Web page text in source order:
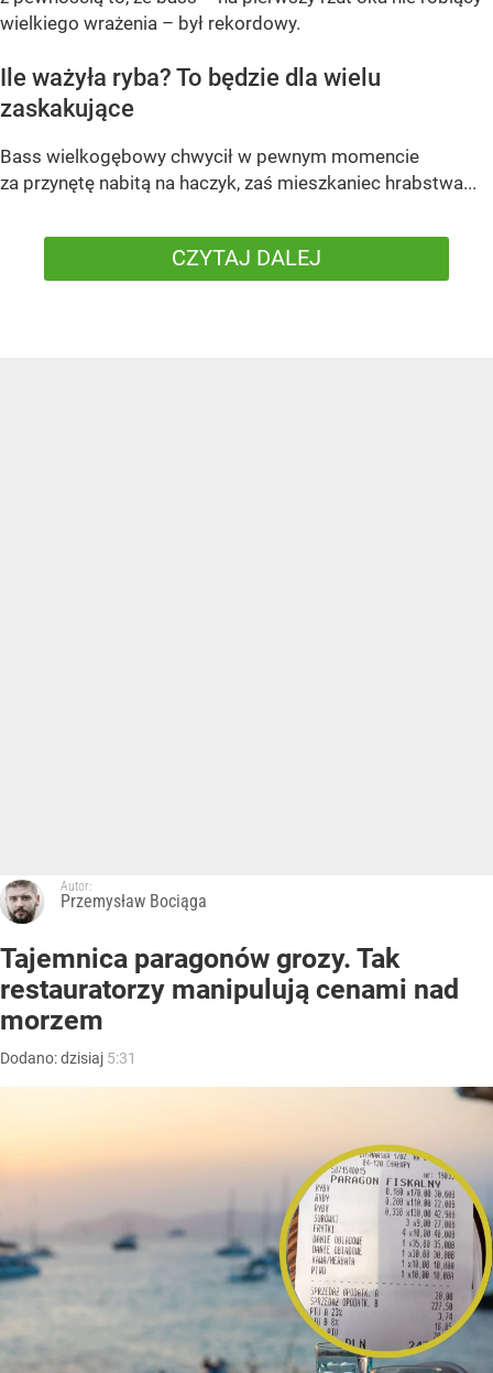
wielkiego wrażenia – był rekordowy.
Ile ważyła ryba? To będzie dla wielu
zaskakujące
Bass wielkogębowy chwycił w pewnym momencie
za przynętę nabitą na haczyk, zaś mieszkaniec hrabstwa...
CZYTAJ DALEJ
Autor:
Przemysław Bociąga
Tajemnica paragonów grozy. Tak
restauratorzy manipulują cenami nad
morzem
Dodano:dzisiaj 5:31